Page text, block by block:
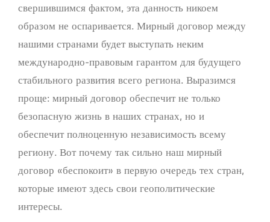
свершившимся фактом, эта данность никоем
образом не оспаривается. Мирный договор между
нашими странами будет выступать неким
международно-правовым гарантом для будущего
стабильного развития всего региона. Выразимся
проще: мирный договор обеспечит не только
безопасную жизнь в наших странах, но и
обеспечит полноценную независимость всему
региону. Вот почему так сильно наш мирный
договор «беспокоит» в первую очередь тех стран,
которые имеют здесь свои геополитические
интересы.